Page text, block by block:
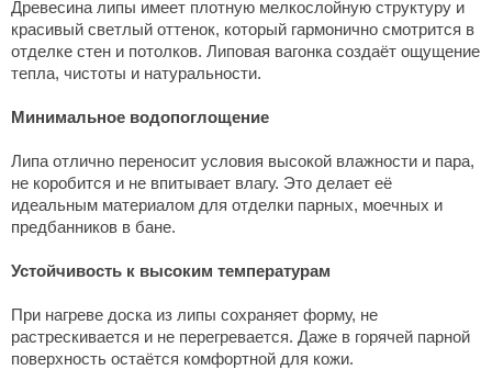
Древесина липы имеет плотную мелкослойную структуру и
красивый светлый оттенок, который гармонично смотрится в
отделке стен и потолков. Липовая вагонка создаёт ощущение
тепла, чистоты и натуральности.
Минимальное водопоглощение
Липа отлично переносит условия высокой влажности и пара,
не коробится и не впитывает влагу. Это делает её
идеальным материалом для отделки парных, моечных и
предбанников в бане.
Устойчивость к высоким температурам
При нагреве доска из липы сохраняет форму, не
растрескивается и не перегревается. Даже в горячей парной
поверхность остаётся комфортной для кожи.